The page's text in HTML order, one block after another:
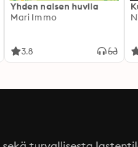
Yhden naisen huvila
Mari Immo
3.8